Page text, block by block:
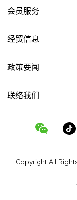
会员服务
经贸信息
政策要闻
联络我们
Copyright All